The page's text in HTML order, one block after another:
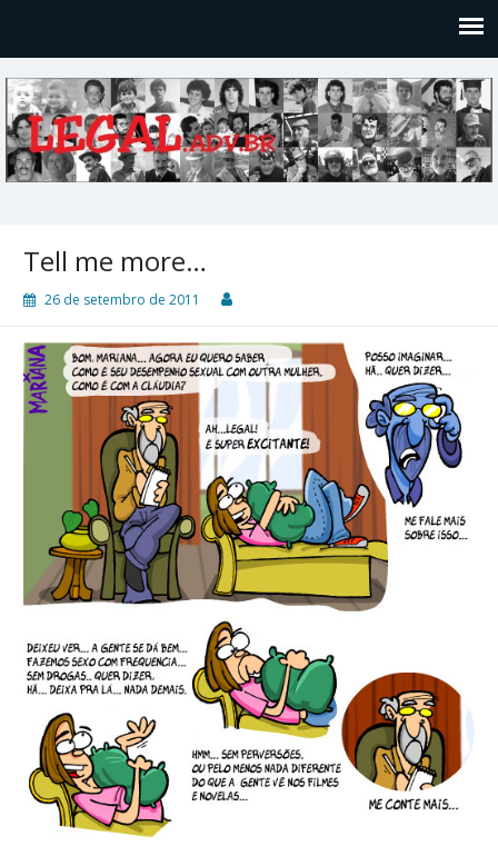
Tell me more…
26 de setembro de 2011